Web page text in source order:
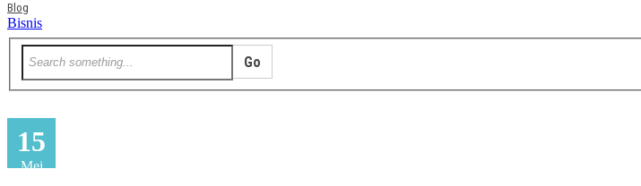
Blog
Bisnis
15
Mei